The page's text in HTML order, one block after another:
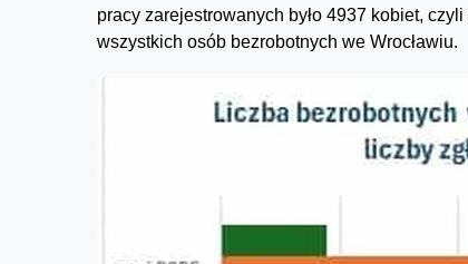
pracy zarejestrowanych było 4937 kobiet,
wszystkich osób bezrobotnych we Wrocławiu.